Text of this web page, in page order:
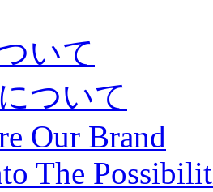
いて
ついて
Our Brand
The